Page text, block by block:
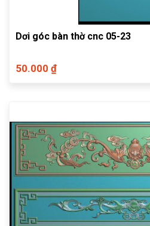
Dơi góc bàn thờ cnc 05-23
50.000 ₫